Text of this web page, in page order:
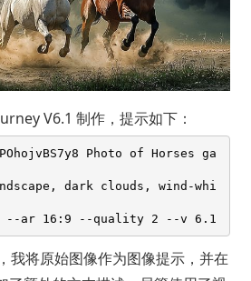
V6.1 制作，提示如下：
Photo of Horses ga
dark clouds, wind-whi
我将原始图像作为图像提示，并在